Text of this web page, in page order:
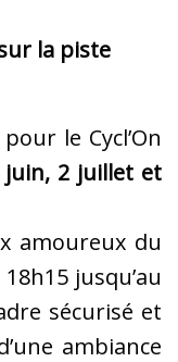
la piste
le Cycl’On
juin, 2 juillet et
amoureux du
jusqu’au
sécurisé et
ambiance